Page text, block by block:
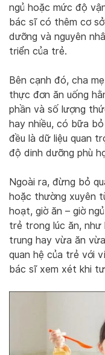
ngủ hoặc mức độ
bác sĩ có thêm cơ
dưỡng và nguyên
triển của trẻ.
Bên cạnh đó, cha
thực đơn ăn uống
phần và số lượng
hay nhiều, có bữa
đều là dữ liệu quan
độ dinh dưỡng phù
Ngoài ra, đừng bỏ
hoặc thường xuyên
hoạt, giờ ăn – giờ
trẻ trong lúc ăn,
trung hay vừa ăn
quan hệ của trẻ với
bác sĩ xem xét khi